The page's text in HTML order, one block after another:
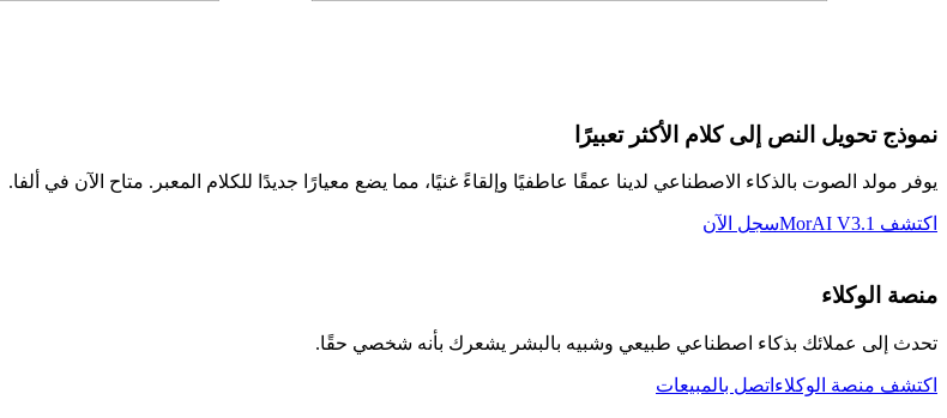
نموذج تحويل النص إلى كلام الأكثر تعبيرًا
يوفر مولد الصوت بالذكاء الاصطناعي لدينا عمقًا عاطفيًا وإلقاءً غنيًا، مما يضع معيارًا جديدًا للكلام المعبر. متاح الآن في ألفا.
اكتشف MorAI V3.1 سجل الآن
منصة الوكلاء
تحدث إلى عملائك بذكاء اصطناعي طبيعي وشبيه بالبشر يشعرك بأنه شخصي حقًا.
اكتشف منصة الوكلاء اتصل بالمبيعات